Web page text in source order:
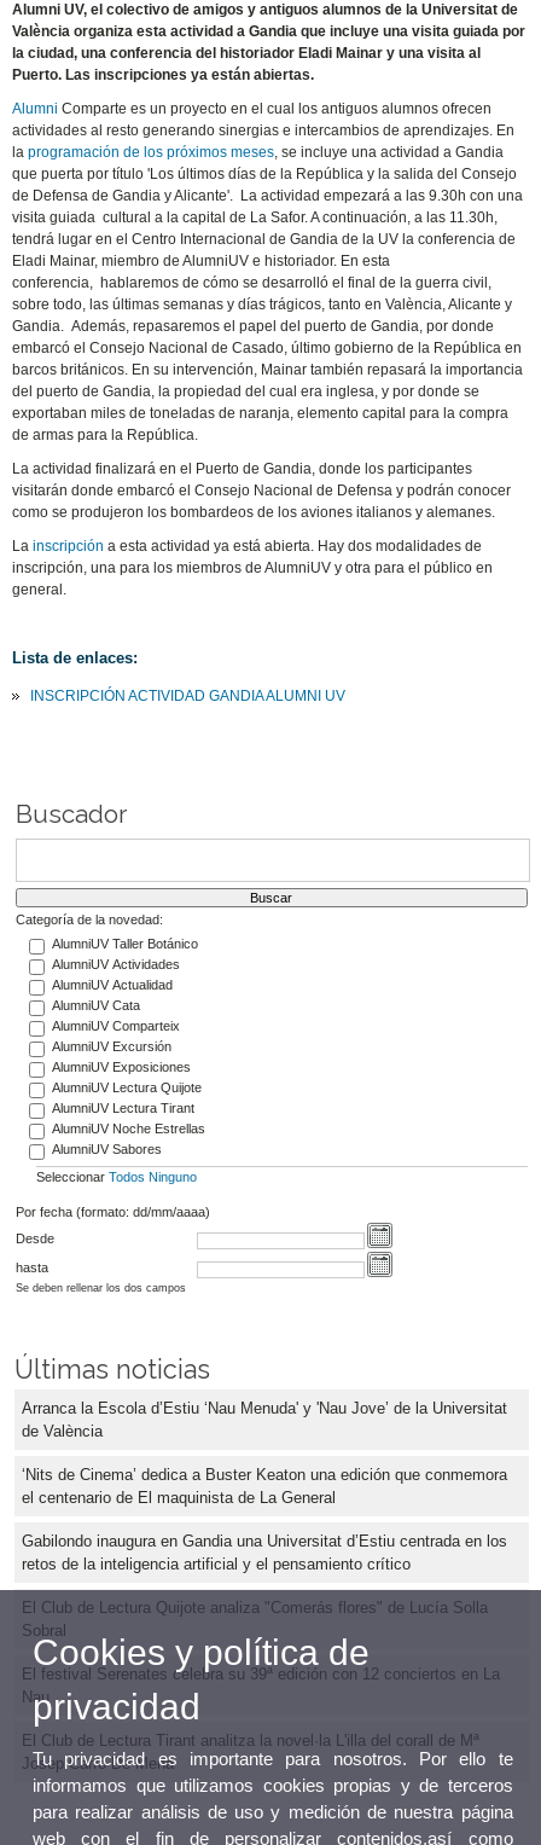
Alumni UV, el colectivo de amigos y antiguos alumnos de la Universitat de
València organiza esta actividad a Gandia que incluye una visita guiada por
la ciudad, una conferencia del historiador Eladi Mainar y una visita al
Puerto. Las inscripciones ya están abiertas.
AlumniComparte es un proyecto en el cual los antiguos alumnos ofrecen
actividades al resto generando sinergias e intercambios de aprendizajes. En
laprogramación de los próximos meses, se incluye una actividad a Gandia
que puerta por título 'Los últimos días de la República y la salida del Consejo
de Defensa de Gandia y Alicante'. La actividad empezará a las 9.30h con una
visita guiada cultural a la capital de La Safor. A continuación, a las 11.30h,
tendrá lugar en el Centro Internacional de Gandia de la UV la conferencia de
Eladi Mainar, miembro de AlumniUV e historiador. En esta
conferencia, hablaremos de cómo se desarrolló el final de la guerra civil,
sobre todo, las últimas semanas y días trágicos, tanto en València, Alicante y
Gandia. Además, repasaremos el papel del puerto de Gandia, por donde
embarcó el Consejo Nacional de Casado, último gobierno de la República en
barcos británicos. En su intervención, Mainar también repasará la importancia
del puerto de Gandia, la propiedad del cual era inglesa, y por donde se
exportaban miles de toneladas de naranja, elemento capital para la compra
de armas para la República.
La actividad finalizará en el Puerto de Gandia, donde los participantes
visitarán donde embarcó el Consejo Nacional de Defensa y podrán conocer
como se produjeron los bombardeos de los aviones italianos y alemanes.
Lainscripcióna esta actividad ya está abierta. Hay dos modalidades de
inscripción, una para los miembros de AlumniUV y otra para el público en
general.
Lista de enlaces:
INSCRIPCIÓN ACTIVIDAD GANDIA ALUMNI UV
Buscador
Categoría de la novedad:
AlumniUV Taller Botánico
AlumniUV Actividades
AlumniUV Actualidad
AlumniUV Cata
AlumniUV Comparteix
AlumniUV Excursión
AlumniUV Exposiciones
AlumniUV Lectura Quijote
AlumniUV Lectura Tirant
AlumniUV Noche Estrellas
AlumniUV Sabores
Seleccionar Todos Ninguno
Por fecha (formato: dd/mm/aaaa)
Desde
hasta
Se deben rellenar los dos campos
Últimas noticias
Arranca la Escola d’Estiu ‘Nau Menuda' y 'Nau Jove’ de la Universitat
de València
‘Nits de Cinema’ dedica a Buster Keaton una edición que conmemora
el centenario de El maquinista de La General
Gabilondo inaugura en Gandia una Universitat d’Estiu centrada en los
retos de la inteligencia artificial y el pensamiento crítico
El Club de Lectura Quijote analiza "Comerás flores" de Lucía Solla
Sobral
El festival Serenates celebra su 39ª edición con 12 conciertos en La
Nau
El Club de Lectura Tirant analitza la novel·la L'illa del corall de Mª
Josep Carro De Mena
Cookies y política de
privacidad
Tu privacidad es importante para nosotros. Por ello te
informamos que utilizamos cookies propias y de terceros
para realizar análisis de uso y medición de nuestra página
web con el fin de personalizar contenidos,así como